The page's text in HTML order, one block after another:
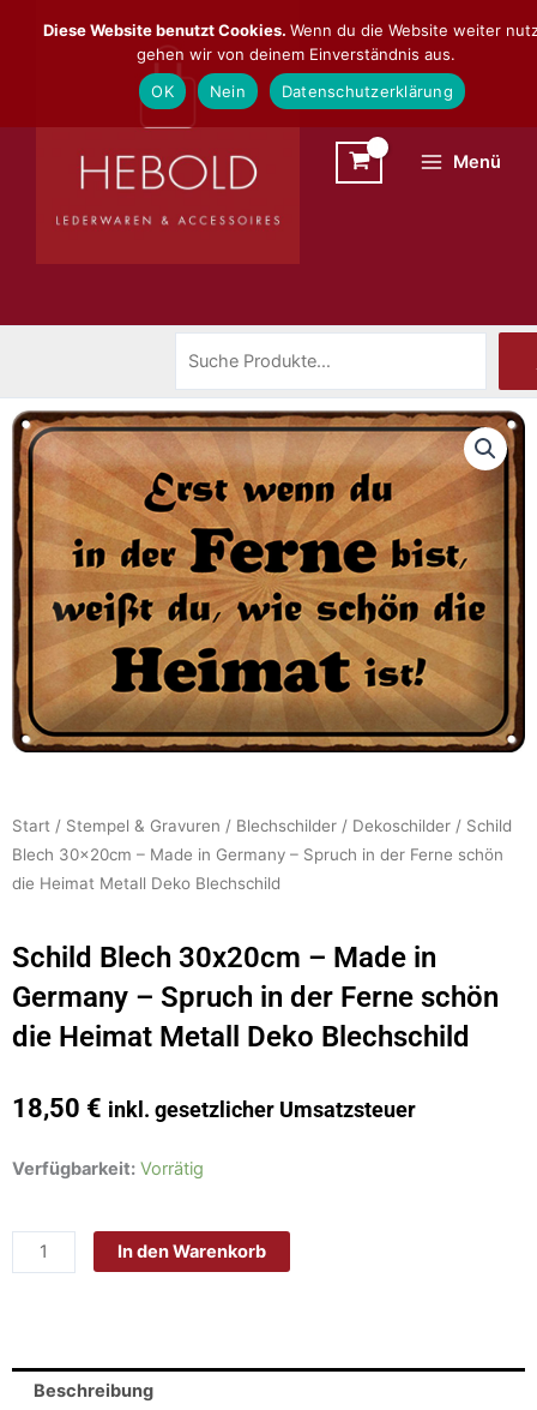
Inhalt
Menü
Start / Stempel & Gravuren / Blechschilder / Dekoschilder / Schild
Blech 30x20cm – Made in Germany – Spruch in der Ferne schön
die Heimat Metall Deko Blechschild
Schild Blech 30x20cm – Made in
Germany – Spruch in der Ferne schön
die Heimat Metall Deko Blechschild
18,50 € inkl. gesetzlicher Umsatzsteuer
Verfügbarkeit: Vorrätig
Schild
-
Spruch
In den Warenkorb
Beschreibung
Diese Website benutzt Cookies. Wenn du die Website weiter
gehen wir von deinem Einverständnis aus.
OK
Nein Datenschutzerklärung